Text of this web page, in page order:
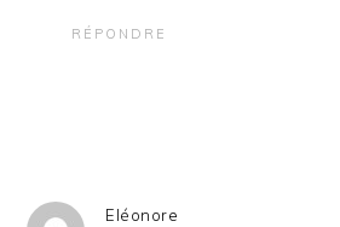
RÉPONDRE
Eléonore